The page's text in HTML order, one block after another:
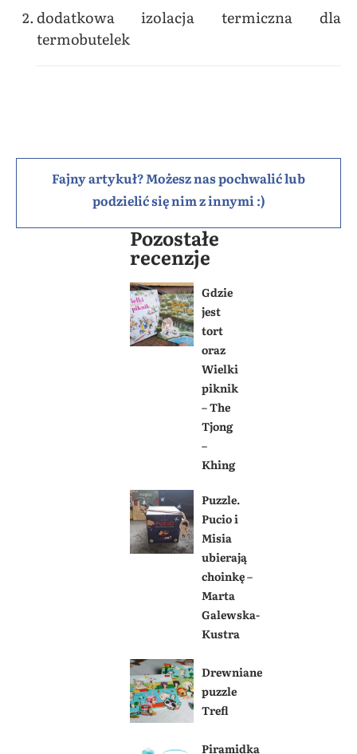
dodatkowa izolacja termiczna dla
termobutelek
Fajny artykuł? Możesz nas pochwalić lub
podzielić się nim z innymi :)
Pozostałe
recenzje
Gdzie
jest
tort
oraz
Wielki
piknik
– The
Tjong
–
Khing
Puzzle.
Pucio i
Misia
ubierają
choinkę –
Marta
Galewska-
Kustra
Drewniane
puzzle
Trefl
Piramidka